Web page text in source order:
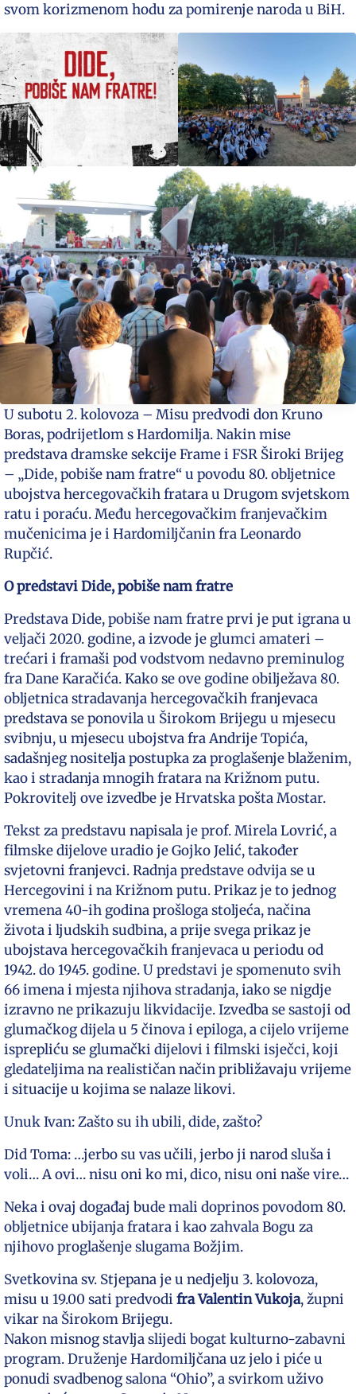
svom korizmenom hodu za pomirenje naroda u BiH.
U subotu 2. kolovoza – Misu predvodi don Kruno
Boras, podrijetlom s Hardomilja. Nakin mise
predstava dramske sekcije Frame i FSR Široki Brijeg
– „Dide, pobiše nam fratre“ u povodu 80. obljetnice
ubojstva hercegovačkih fratara u Drugom svjetskom
ratu i poraću. Među hercegovačkim franjevačkim
mučenicima je i Hardomiljčanin fra Leonardo
Rupčić.
O predstavi Dide, pobiše nam fratre
Predstava Dide, pobiše nam fratre prvi je put igrana u
veljači 2020. godine, a izvode je glumci amateri –
trećari i framaši pod vodstvom nedavno preminulog
fra Dane Karačića. Kako se ove godine obilježava 80.
obljetnica stradavanja hercegovačkih franjevaca
predstava se ponovila u Širokom Brijegu u mjesecu
svibnju, u mjesecu ubojstva fra Andrije Topića,
sadašnjeg nositelja postupka za proglašenje blaženim,
kao i stradanja mnogih fratara na Križnom putu.
Pokrovitelj ove izvedbe je Hrvatska pošta Mostar.
Tekst za predstavu napisala je prof. Mirela Lovrić, a
filmske dijelove uradio je Gojko Jelić, također
svjetovni franjevci. Radnja predstave odvija se u
Hercegovini i na Križnom putu. Prikaz je to jednog
vremena 40-ih godina prošloga stoljeća, načina
života i ljudskih sudbina, a prije svega prikaz je
ubojstava hercegovačkih franjevaca u periodu od
1942. do 1945. godine. U predstavi je spomenuto svih
66 imena i mjesta njihova stradanja, iako se nigdje
izravno ne prikazuju likvidacije. Izvedba se sastoji od
glumačkog dijela u 5 činova i epiloga, a cijelo vrijeme
isprepliću se glumački dijelovi i filmski isječci, koji
gledateljima na realističan način približavaju vrijeme
i situacije u kojima se nalaze likovi.
Unuk Ivan: Zašto su ih ubili, dide, zašto?
Did Toma: …jerbo su vas učili, jerbo ji narod sluša i
voli… A ovi… nisu oni ko mi, dico, nisu oni naše vire…
Neka i ovaj događaj bude mali doprinos povodom 80.
obljetnice ubijanja fratara i kao zahvala Bogu za
njihovo proglašenje slugama Božjim.
Svetkovina sv. Stjepana je u nedjelju 3. kolovoza,
misu u 19.00 sati predvodi fra Valentin Vukoja, župni
vikar na Širokom Brijegu.
Nakon misnog stavlja slijedi bogat kulturno-zabavni
program. Druženje Hardomiljčana uz jelo i piće u
ponudi svadbenog salona “Ohio”, a svirkom uživo